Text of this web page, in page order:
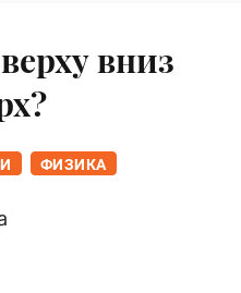
вниз
ФИЗИКА